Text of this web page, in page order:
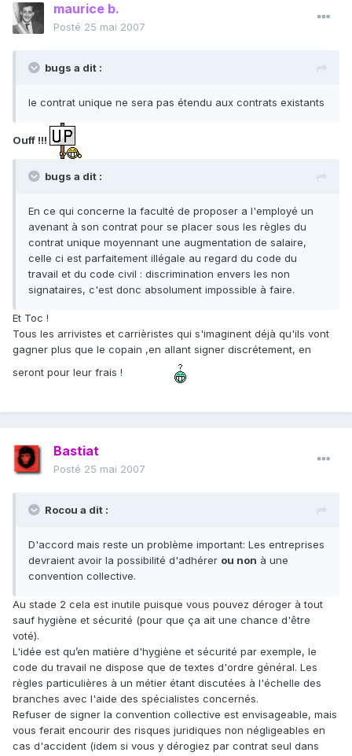
maurice b.
Posté 25 mai 2007
bugs a dit :
le contrat unique ne sera pas étendu aux contrats existants
Ouff !!!
bugs a dit :
En ce qui concerne la faculté de proposer a l'employé un
avenant à son contrat pour se placer sous les règles du
contrat unique moyennant une augmentation de salaire,
celle ci est parfaitement illégale au regard du code du
travail et du code civil : discrimination envers les non
signataires, c'est donc absolument impossible à faire.
Et Toc !
Tous les arrivistes et carrièristes qui s'imaginent déjà qu'ils vont
gagner plus que le copain ,en allant signer discrétement, en
seront pour leur frais !
Bastiat
Posté 25 mai 2007
Rocou a dit :
D'accord mais reste un problème important: Les entreprises
devraient avoir la possibilité d'adhérer ou non à une
convention collective.
Au stade 2 cela est inutile puisque vous pouvez déroger à tout
sauf hygiène et sécurité (pour que ça ait une chance d'être
voté).
L'idée est qu’en matière d'hygiène et sécurité par exemple, le
code du travail ne dispose que de textes d'ordre général. Les
règles particulières à un métier étant discutées à l'échelle des
branches avec l'aide des spécialistes concernés.
Refuser de signer la convention collective est envisageable, mais
vous ferait encourir des risques juridiques non négligeables en
cas d'accident (idem si vous y dérogiez par contrat seul dans